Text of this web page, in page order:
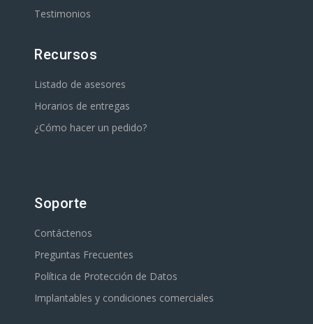
Testimonios
Recursos
Listado de asesores
Horarios de entregas
¿Cómo hacer un pedido?
Soporte
Contáctenos
Preguntas Frecuentes
Política de Protección de Datos
Implantables y condiciones comerciales